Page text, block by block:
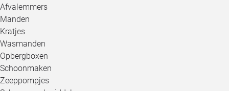
Afvalemmers
Manden
Kratjes
Wasmanden
Opbergboxen
Schoonmaken
Zeeppompjes